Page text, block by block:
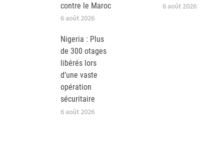
contre le Maroc
6 août 2026
6 août 2026
Nigeria : Plus
de 300 otages
libérés lors
d’une vaste
opération
sécuritaire
6 août 2026